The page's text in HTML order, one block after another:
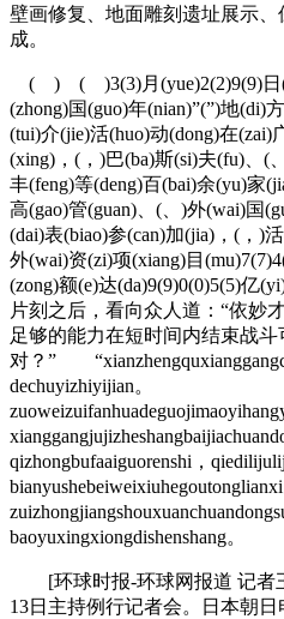
壁画修复、地面雕刻遗址展示
成。
( ) ( )3(3)月(yue)2(2)9(9)日
(zhong)国(guo)年(nian)”(”)地(di)
(tui)介(jie)活(huo)动(dong)在(zai)
(xing)，(，)巴(ba)斯(si)夫(fu)、(
丰(feng)等(deng)百(bai)余(yu)家
高(gao)管(guan)、(、)外(wai)国
(dai)表(biao)参(can)加(jia)，(，)
外(wai)资(zi)项(xiang)目
(zong)额(e)达(da)9(9)0(0)5(5)
片刻之后，看向众人道：“依妙
足够的能力在短时间内结束战斗
对？”
dechuyizhiyijian。
qizhongbufaaiguorenshi，
baoyuxingxiongdishenshang。
[环球时报-环球网报道 记者
13日主持例行记者会。日本朝